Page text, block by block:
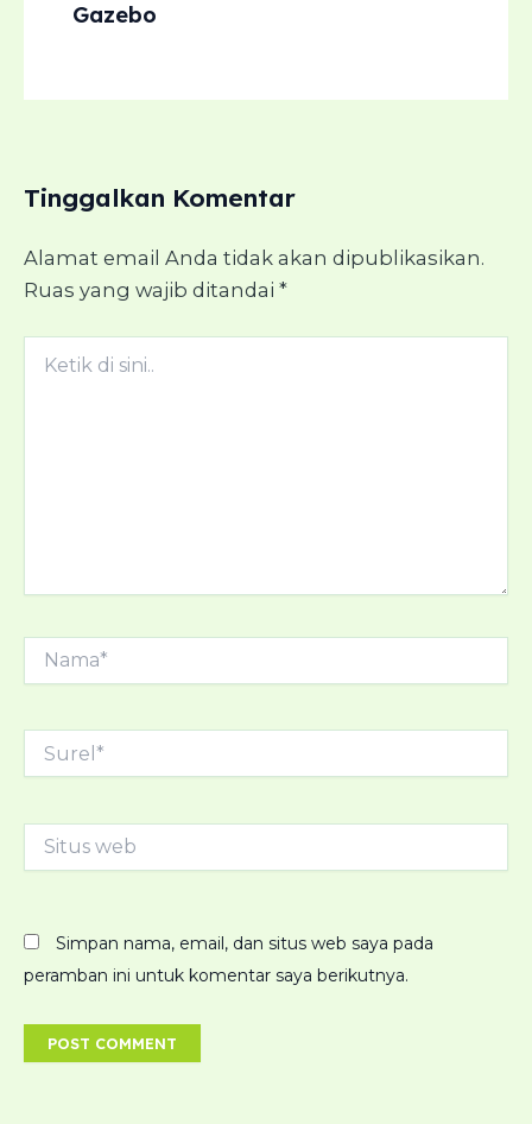
Gazebo
Tinggalkan Komentar
Alamat email Anda tidak akan dipublikasikan.
Ruas yang wajib ditandai *
Situs
web
Simpan nama, email, dan situs web saya pada
peramban ini untuk komentar saya berikutnya.